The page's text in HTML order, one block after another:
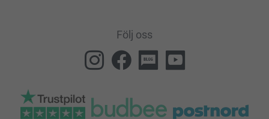
Följ oss